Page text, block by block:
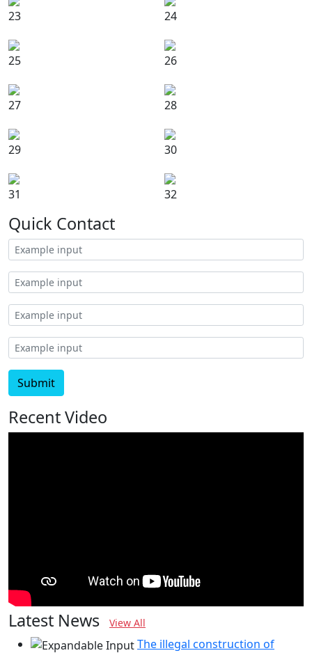
23 24
25 26
27 28
29 30
31 32
Quick Contact
Submit
Recent Video
Latest News View All
The illegal construction of